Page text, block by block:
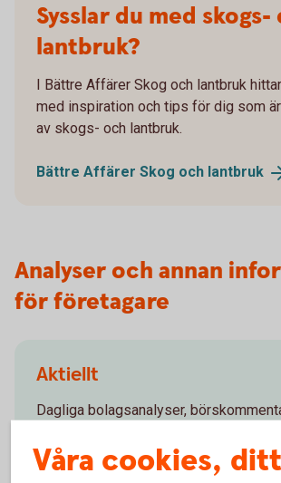
Sysslar du med
lantbruk?
I Bättre Affärer Skog och lantbruk
med inspiration och tips för dig som
av skogs- och lantbruk.
Bättre Affärer Skog och lantbruk
Analyser och annan
för företagare
Aktiellt
Dagliga bolagsanalyser,
tips runt pension och privatekonomi.
Våra cookies,